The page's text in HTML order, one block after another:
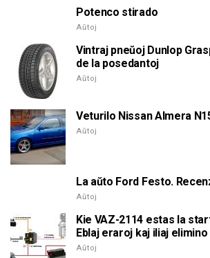
Potenco stirado
Aŭtoj
Vintraj pneŭoj Dunlop
de la posedantoj
Aŭtoj
Veturilo Nissan Almera
Aŭtoj
La aŭto Ford Festo.
Aŭtoj
Kie VAZ-2114 estas la
Eblaj eraroj kaj iliaj elimino
Aŭtoj